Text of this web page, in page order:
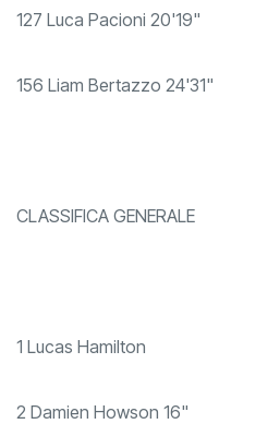
127 Luca Pacioni 20'19"
156 Liam Bertazzo 24'31"
CLASSIFICA GENERALE
1 Lucas Hamilton
2 Damien Howson 16"